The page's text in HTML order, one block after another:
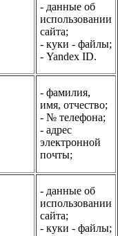
- данные об
использовании
сайта;
- куки - файлы;
- Yandex ID.
- фамилия,
имя, отчество;
- № телефона;
- адрес
электронной
почты;
- данные об
использовании
сайта;
- куки - файлы;